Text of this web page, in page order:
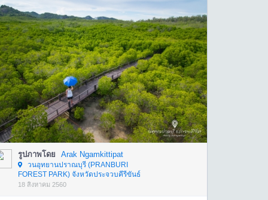
รูปภาพโดย Arak Ngamkittipat
วนอุทยานปราณบุรี (PRANBURI
FOREST PARK) จังหวัดประจวบคีรีขันธ์
18 สิงหาคม 2560